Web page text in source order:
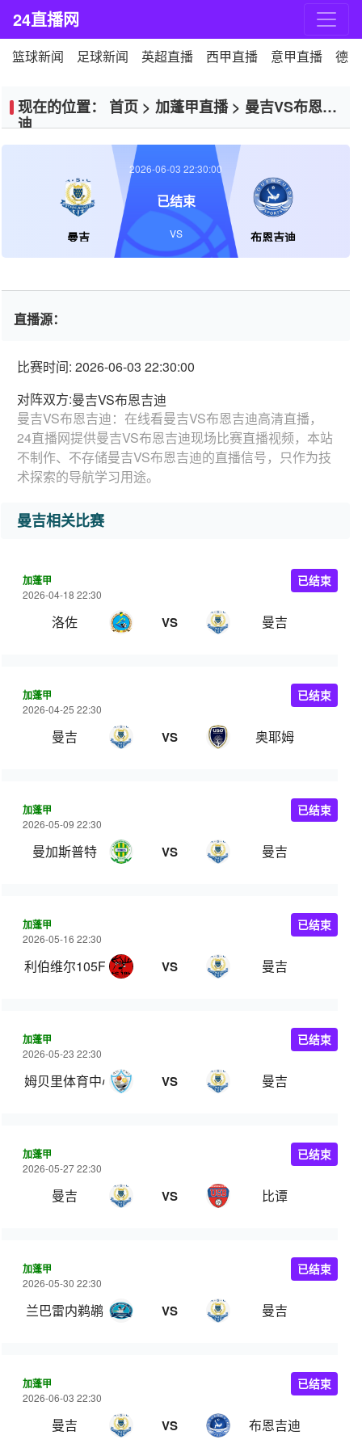
24直播网
篮球新闻 足球新闻 英超直播 西甲直播 意甲直播 德
现在的位置： 首页 > 加蓬甲直播> 曼吉VS布恩吉
迪
曼吉 布恩吉迪
2026-06-03 22:30:00
已结束
VS
直播源：
比赛时间: 2026-06-03 22:30:00
对阵双方:曼吉VS布恩吉迪
曼吉VS布恩吉迪：在线看曼吉VS布恩吉迪高清直播，
24直播网提供曼吉VS布恩吉迪现场比赛直播视频，本站
不制作、不存储曼吉VS布恩吉迪的直播信号，只作为技
术探索的导航学习用途。
曼吉相关比赛
加蓬甲
2026-04-18 22:30
洛佐 VS 曼吉
已结束
加蓬甲
2026-04-25 22:30
曼吉 VS 奥耶姆
已结束
加蓬甲
2026-05-09 22:30
曼加斯普特 VS 曼吉
已结束
加蓬甲
2026-05-16 22:30
利伯维尔105FC VS 曼吉
已结束
加蓬甲
2026-05-23 22:30
姆贝里体育中心 VS 曼吉
已结束
加蓬甲
2026-05-27 22:30
曼吉 VS 比谭
已结束
加蓬甲
2026-05-30 22:30
兰巴雷内鹈鹕 VS 曼吉
已结束
加蓬甲
2026-06-03 22:30
曼吉 VS 布恩吉迪
已结束